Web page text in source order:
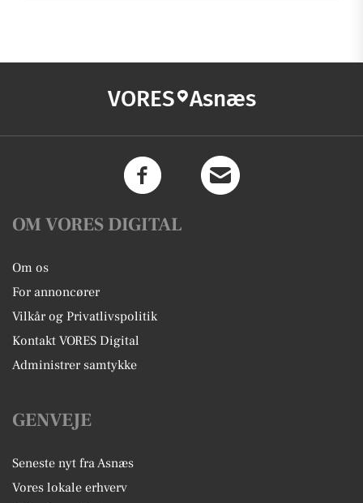
VORES Asnæs
OM VORES DIGITAL
Om os
For annoncører
Vilkår og Privatlivspolitik
Kontakt VORES Digital
Administrer samtykke
GENVEJE
Seneste nyt fra Asnæs
Vores lokale erhverv